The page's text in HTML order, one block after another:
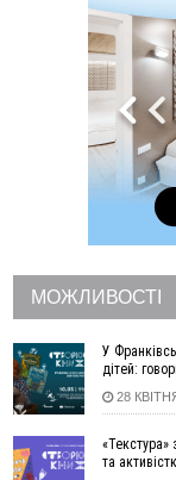
ставками в
На Каскаді
На
жінка
35
На
нетверезих
08:08
рф масовано
десятки
04 Серпня
19:49
«Коли я
командир з
18:45
Є висока
МОЖЛИВОСТІ
У
дітей:
28
«Текстура»
та